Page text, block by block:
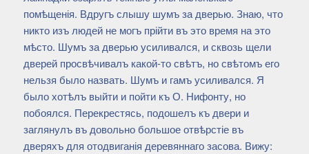
помѣщенія. Вдругъ слышу шумъ за дверью. Знаю, что
никто изъ людей не могъ прійти въ это время на это
мѣсто. Шумъ за дверью усиливался, и сквозь щели
дверей просвѣчивалъ какой-то свѣтъ, но свѣтомъ его
нельзя было назвать. Шумъ и гамъ усиливался. Я
было хотѣлъ выйти и пойти къ О. Нифонту, но
побоялся. Перекрестясь, подошелъ къ двери и
заглянулъ въ довольно большое отвѣрстіе въ
дверяхъ для отодвиганія деревяннаго засова. Вижу: